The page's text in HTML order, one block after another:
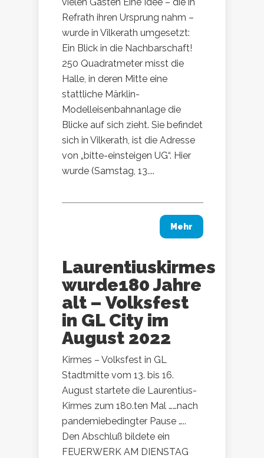
Refrath ihren Ursprung nahm –
wurde in Vilkerath umgesetzt:
Ein Blick in die Nachbarschaft!
250 Quadratmeter misst die
Halle, in deren Mitte eine
stattliche Märklin-
Modelleisenbahnanlage die
Blicke auf sich zieht. Sie befindet
sich in Vilkerath, ist die Adresse
von „bitte-einsteigen UG“. Hier
wurde (Samstag, 13....
Mehr
Laurentiuskirmes
wurde180 Jahre
alt – Volksfest
in GL City im
August 2022
Kirmes – Volksfest in GL
Stadtmitte vom 13. bis 16.
August startete die Laurentius-
Kirmes zum 180.ten Mal ……nach
pandemiebedingter Pause …..
Den Abschluß bildete ein
FEUERWERK AM DIENSTAG